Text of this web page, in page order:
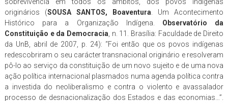
originários (SOUSA SANTOS, Boaventura . Um Acontecimento
Histórico para a Organização Indígena. Observatório da
Constituição e da Democracia , n. 11. Brasília: Faculdade de Direito
da UnB, abril de 2007, p. 24): “Foi então que os povos indígenas
redescobriram o seu carácter transnacional originário e resolveram
pô-lo ao serviço da constituição de um novo sujeito e de uma nova
ação política internacional plasmados numa agenda política contra
a investida do neoliberalismo e contra o violento e avassalador
processo de desnacionalização dos Estados e das economias…”.